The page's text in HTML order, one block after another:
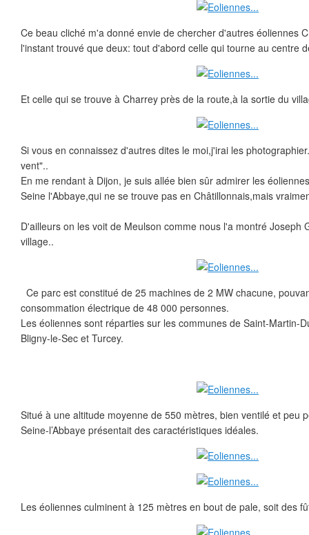
Ce beau cliché m'a donné envie de chercher d'autres éoliennes
l'instant trouvé que deux: tout d'abord celle qui tourne au centre
Et celle qui se trouve à Charrey près de la route,à la sortie du
Si vous en connaissez d'autres dites le moi,j'irai les
vent"..
En me rendant à Dijon, je suis allée bien sûr admirer les
Seine l'Abbaye,qui ne se trouve pas en Châtillonnais,mais
D'ailleurs on les voit de Meulson comme nous l'a montré Joseph
village..
Ce parc est constitué de 25 machines de 2 MW chacune,
consommation électrique de 48 000 personnes.
Les éoliennes sont réparties sur les communes de Saint-Martin-
Bligny-le-Sec et Turcey.
Situé à une altitude moyenne de 550 mètres, bien ventilé et peu
Seine-l’Abbaye présentait des caractéristiques idéales.
Les éoliennes culminent à 125 mètres en bout de pale, soit des